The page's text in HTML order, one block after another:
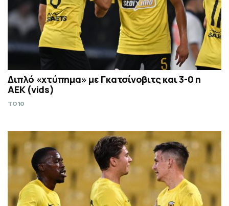
Διπλό «χτύπημα» με Γκατσίνοβιτς και 3-0 η
ΑΕΚ (vids)
TO10